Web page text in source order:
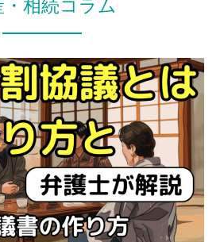
・相続コラム